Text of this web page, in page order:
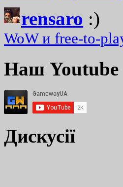
rensaro :)
WoW и free-to-
Наш Youtube
Дискусії